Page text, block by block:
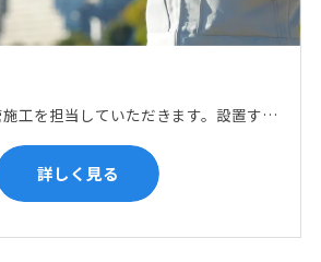
主に上下水道の配管施工を担当していただきます。設置する場所に応じて配管の形状や流れを工夫する管加工、ねじ切り、管締め、そして管据付作業になり、5人以上のチームで動くことが多いです。
詳しく見る